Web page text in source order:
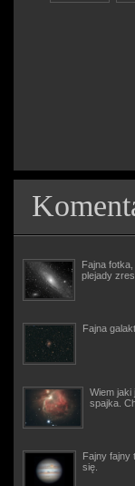
Fajna
plejady
Fajna
Wiem jaki
spajka.
Fajny fajny
się.